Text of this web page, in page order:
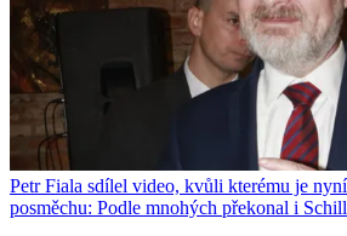
Petr Fiala sdílel video, kvůli kterému je
posměchu: Podle mnohých překonal i